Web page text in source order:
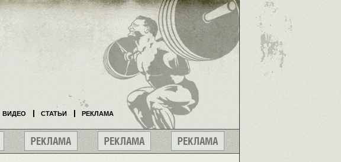
ВИДЕО СТАТЬИ РЕКЛАМА